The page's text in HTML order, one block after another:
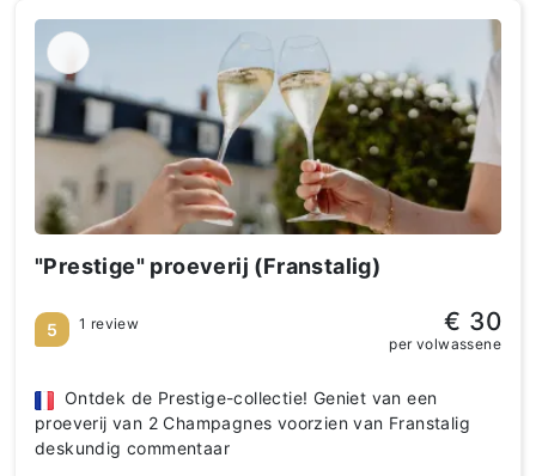
"Prestige" proeverij (Franstalig)
Ontdek de Prestige-collectie! Geniet van een
proeverij van 2 Champagnes voorzien van Franstalig
deskundig commentaar
5 1 review € 30
per volwassene